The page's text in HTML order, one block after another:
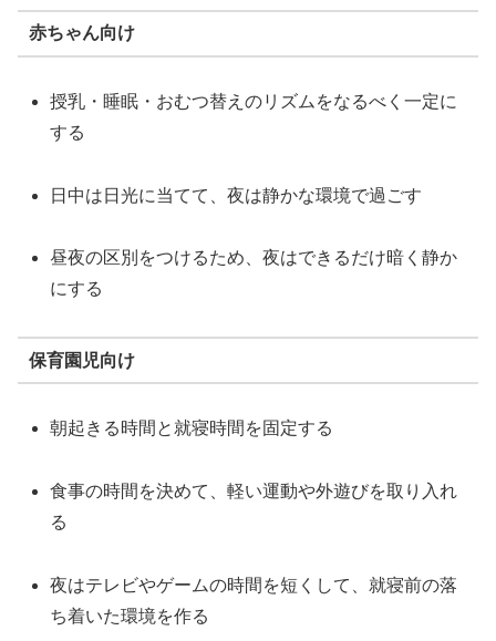
赤ちゃん向け
授乳・睡眠・おむつ替えのリズムをなるべく一定に
する
日中は日光に当てて、夜は静かな環境で過ごす
昼夜の区別をつけるため、夜はできるだけ暗く静か
にする
保育園児向け
朝起きる時間と就寝時間を固定する
食事の時間を決めて、軽い運動や外遊びを取り入れ
る
夜はテレビやゲームの時間を短くして、就寝前の落
ち着いた環境を作る